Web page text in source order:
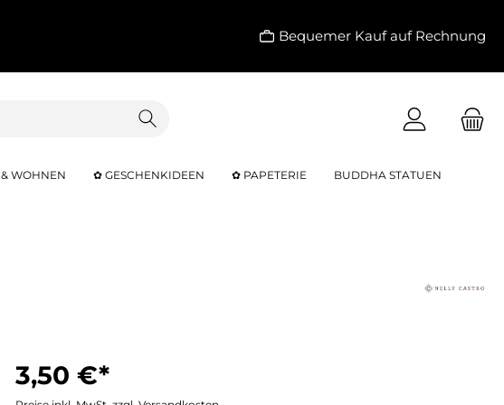
Bequemer Kauf auf Rechnung
WOHNEN ✿ GESCHENKIDEEN ✿ PAPETERIE BUDDHA STATUEN
3,50 €*